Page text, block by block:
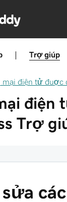
Trợ giúp
mại điện tử được
điện
Trợ